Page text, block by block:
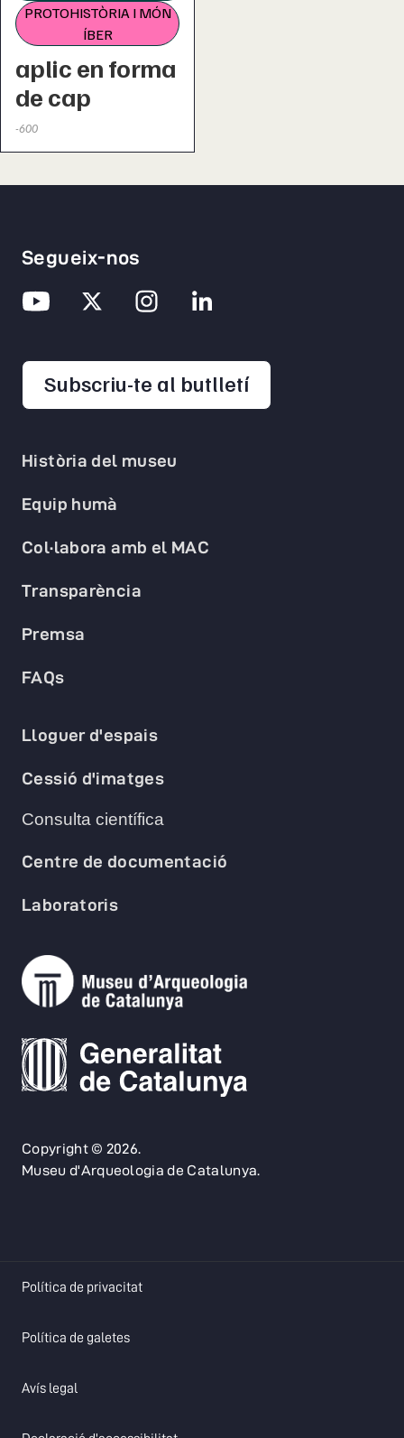
PROTOHISTÒRIA I MÓN
ÍBER
aplic en forma
de cap
-600
Copyright © 2026.
Museu d'Arqueologia de Catalunya.
Història del museu
Equip humà
Col·labora amb el MAC
Transparència
Premsa
FAQs
Lloguer d'espais
Cessió d'imatges
Consulta científica
Centre de documentació
Laboratoris
Segueix-nos
Subscriu-te al butlletíopens in a new
Política de privacitatopens in a new tab
Política de galetesopens in a new tab
Avís legal